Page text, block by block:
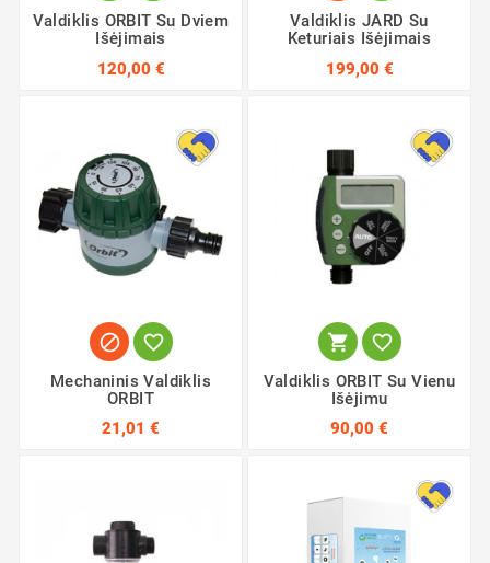
Valdiklis ORBIT Su Dviem
Išėjimais
120,00 €
Valdiklis JARD Su
Keturiais Išėjimais
199,00 €
 
Mechaninis Valdiklis
ORBIT
21,01 €
 
Valdiklis ORBIT Su Vienu
Išėjimu
90,00 €